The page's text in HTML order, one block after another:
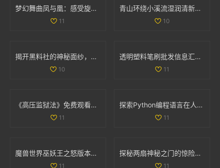
梦幻舞曲凤与凰：感受旋律中的古典与现代交融
11
青山环绕小溪流湿润清新无泥恼人的田园景象
10
揭开黑料社的神秘面纱，探讨其背后的真相与影响
10
透明塑料笔刷批发信息汇总及价格优惠来源分析
11
《高压监狱法》免费观看，揭示法律与人性的深刻较量
11
探索Python编程语言在人与动物行为模拟中的应用与实践
11
魔兽世界巫妖王之怒版本最受欢迎职业全面分析与推荐
11
探秘两扇神秘之门的惊险视频体验与背后故事
11